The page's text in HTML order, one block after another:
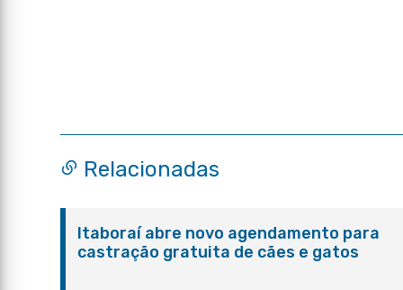
Relacionadas
Itaboraí abre novo agendamento para
castração gratuita de cães e gatos